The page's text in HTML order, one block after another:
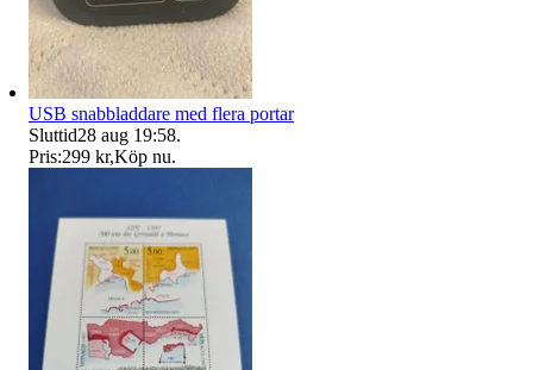
USB snabbladdare med flera portar
Sluttid28 aug 19:58.
Pris:299 kr,Köp nu.